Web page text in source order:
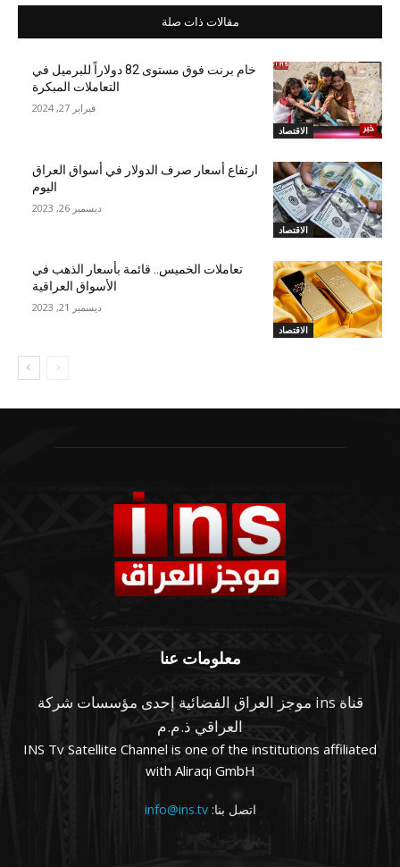
مقالات ذات صلة
الاقتصاد
خام برنت فوق مستوى 82 دولاراً للبرميل في
التعاملات المبكرة
فبراير 27, 2024
الاقتصاد
ارتفاع أسعار صرف الدولار في أسواق العراق
اليوم
ديسمبر 26, 2023
الاقتصاد
تعاملات الخميس.. قائمة بأسعار الذهب في
الأسواق العراقية
ديسمبر 21, 2023
معلومات عنا
قناة ins موجز العراق الفضائية إحدى مؤسسات شركة
العراقي ذ.م.م
INS Tv Satellite Channel is one of the institutions affiliated
with Aliraqi GmbH
اتصل بنا:info@ins.tv